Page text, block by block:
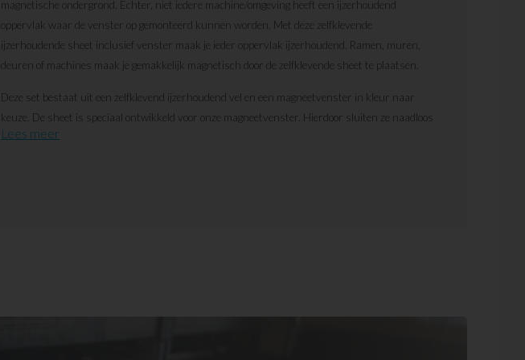
magnetische ondergrond. Echter, niet iedere machine/omgeving heeft een ijzerhoudend
oppervlak waar de venster op gemonteerd kunnen worden. Met deze zelfklevende
ijzerhoudende sheet inclusief venster maak je ieder oppervlak ijzerhoudend. Ramen, muren,
deuren of machines maak je gemakkelijk magnetisch door de zelfklevende sheet te plaatsen.
Deze set bestaat uit een zelfklevend ijzerhoudend vel en een magneetvenster in kleur naar
keuze. De sheet is speciaal ontwikkeld voor onze magneetvenster. Hierdoor sluiten ze naadloos
op elkaar aan. De twee onderdelen worden los geleverd en zitten dus niet aan elkaar
Lees meer